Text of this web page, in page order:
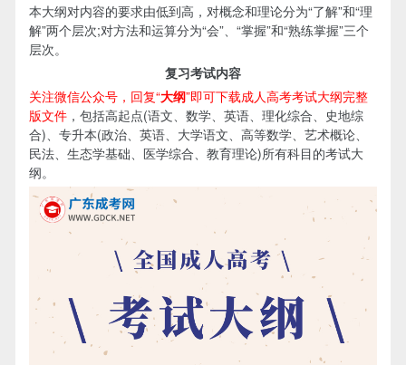
本大纲对内容的要求由低到高，对概念和理论分为“了解”和“理
解”两个层次;对方法和运算分为“会”、“掌握”和“熟练掌握”三个
层次。
复习考试内容
关注微信公众号，回复“大纲”即可下载成人高考考试大纲完整
版文件，包括高起点(语文、数学、英语、理化综合、史地综
合)、专升本(政治、英语、大学语文、高等数学、艺术概论、
民法、生态学基础、医学综合、教育理论)所有科目的考试大
纲。